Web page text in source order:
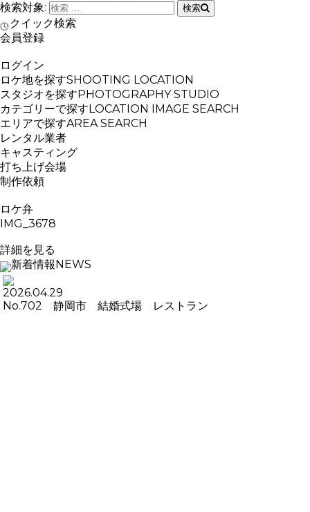
検索対象: 検索
クイック検索
会員登録
ログイン
ロケ地を探すSHOOTING LOCATION
スタジオを探すPHOTOGRAPHY STUDIO
カテゴリーで探すLOCATION IMAGE SEARCH
エリアで探すAREA SEARCH
レンタル業者
キャスティング
打ち上げ会場
制作依頼
ロケ弁
IMG_3678
詳細を見る
新着情報NEWS
2026.04.29
No.702 静岡市 結婚式場 レストラン